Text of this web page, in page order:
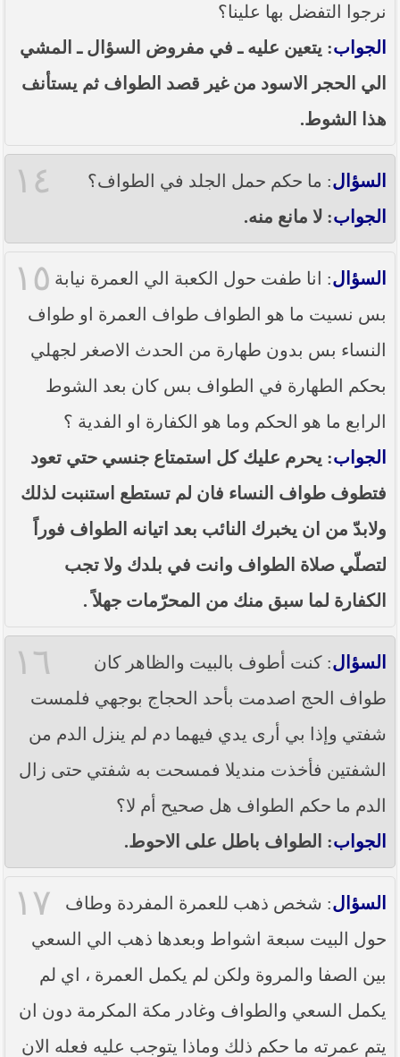
نرجوا التفضل بها علينا؟
الجواب: يتعين عليه ـ في مفروض السؤال ـ المشي
الي الحجر الاسود من غير قصد الطواف ثم يستأنف
هذا الشوط.
١٤ السؤال: ما حكم حمل الجلد في الطواف؟
الجواب: لا مانع منه.
١٥ السؤال: انا طفت حول الكعبة الي العمرة نيابة
بس نسيت ما هو الطواف طواف العمرة او طواف
النساء بس بدون طهارة من الحدث الاصغر لجهلي
بحكم الطهارة في الطواف بس كان بعد الشوط
الرابع ما هو الحكم وما هو الكفارة او الفدية ؟
الجواب: يحرم عليك كل استمتاع جنسي حتي تعود
فتطوف طواف النساء فان لم تستطع استنبت لذلك
ولابدّ من ان يخبرك النائب بعد اتيانه الطواف فوراً
لتصلّي صلاة الطواف وانت في بلدك ولا تجب
الكفارة لما سبق منك من المحرّمات جهلاً .
١٦ السؤال: كنت أطوف بالبيت والظاهر كان
طواف الحج اصدمت بأحد الحجاج بوجهي فلمست
شفتي وإذا بي أرى يدي فيهما دم لم ينزل الدم من
الشفتين فأخذت منديلا فمسحت به شفتي حتى زال
الدم ما حكم الطواف هل صحيح أم لا؟
الجواب: الطواف باطل على الاحوط.
١٧ السؤال: شخص ذهب للعمرة المفردة وطاف
حول البيت سبعة اشواط وبعدها ذهب الي السعي
بين الصفا والمروة ولكن لم يكمل العمرة ، اي لم
يكمل السعي والطواف وغادر مكة المكرمة دون ان
يتم عمرته ما حكم ذلك وماذا يتوجب عليه فعله الان